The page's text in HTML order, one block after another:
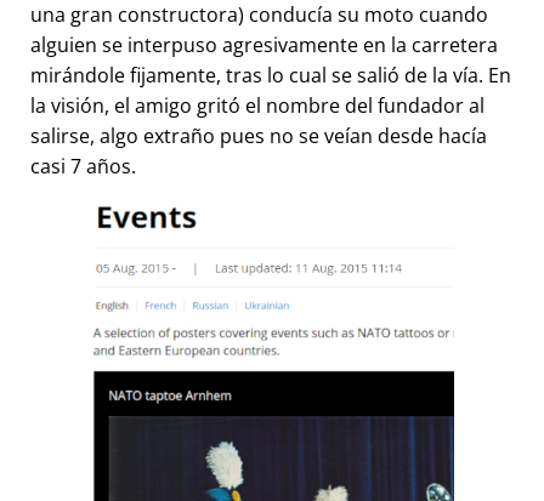
una gran constructora) conducía su moto cuando
alguien se interpuso agresivamente en la carretera
mirándole fijamente, tras lo cual se salió de la vía. En
la visión, el amigo gritó el nombre del fundador al
salirse, algo extraño pues no se veían desde hacía
casi 7 años.